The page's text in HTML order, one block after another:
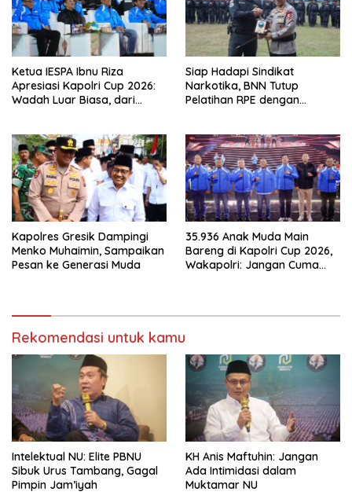
Ketua IESPA Ibnu Riza
Apresiasi Kapolri Cup 2026:
Wadah Luar Biasa, dari
Siap Hadapi Sindikat
Narkotika, BNN Tutup
Pelatihan RPE dengan
Kapolres Gresik Dampingi
Menko Muhaimin, Sampaikan
Pesan ke Generasi Muda
35.936 Anak Muda Main
Bareng di Kapolri Cup 2026,
Wakapolri: Jangan Cuma
Rekomendasi untuk kamu
Intelektual NU: Elite PBNU
Sibuk Urus Tambang, Gagal
Pimpin Jam’iyah
KH Anis Maftuhin: Jangan
Ada Intimidasi dalam
Muktamar NU